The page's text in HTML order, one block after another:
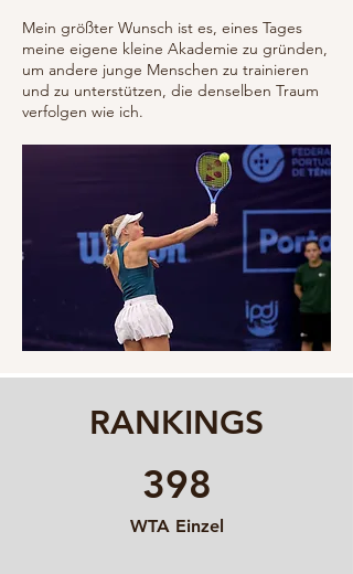
Mein größter Wunsch ist es, eines Tages
meine eigene kleine Akademie zu gründen,
um andere junge Menschen zu trainieren
und zu unterstützen, die denselben Traum
verfolgen wie ich.
RANKINGS
398
WTA Einzel